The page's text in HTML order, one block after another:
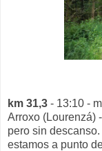
km 31,3 - 13:10 -
Arroxo (Lourenzá)
pero sin
estamos a punto